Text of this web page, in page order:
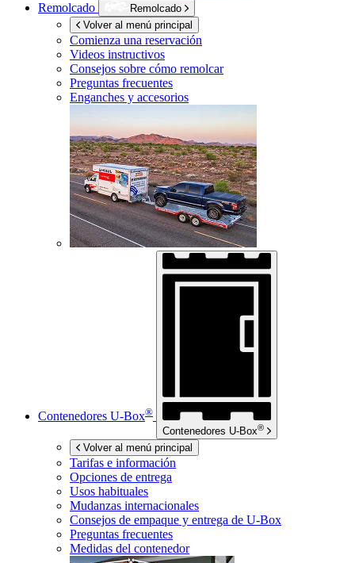
Remolcado
Remolcado
Volver al menú principal
Comienza una reservación
Videos instructivos
Consejos sobre cómo remolcar
Preguntas frecuentes
Enganches y accesorios
Contenedores U-Box®
Contenedores U-Box®
Volver al menú principal
Tarifas e información
Opciones de entrega
Usos habituales
Mudanzas internacionales
Consejos de empaque y entrega de U-Box
Preguntas frecuentes
Medidas del contenedor